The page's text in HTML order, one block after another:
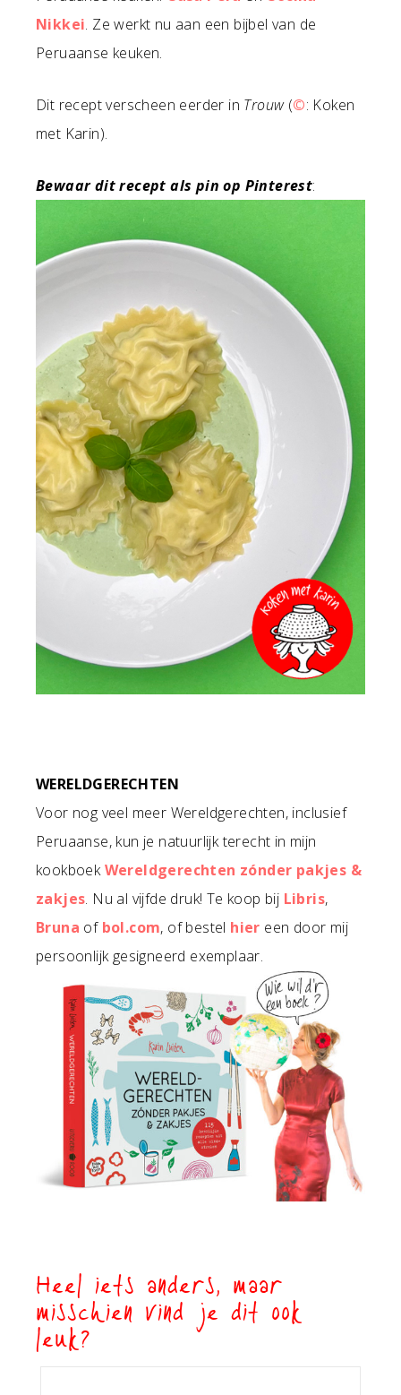
Nikkei. Ze werkt nu aan een bijbel van de
Peruaanse keuken.
Dit recept verscheen eerder in Trouw(©: Koken
met Karin).
Bewaar dit recept als pin op Pinterest:
WERELDGERECHTEN
Voor nog veel meer Wereldgerechten, inclusief
Peruaanse, kun je natuurlijk terecht in mijn
kookboekWereldgerechten zónder pakjes &
zakjes. Nu al vijfde druk! Te koop bij Libris,
Bruna of bol.com, of bestel hier een door mij
persoonlijk gesigneerd exemplaar.
Heel iets anders, maar
misschien vind je dit ook
leuk?